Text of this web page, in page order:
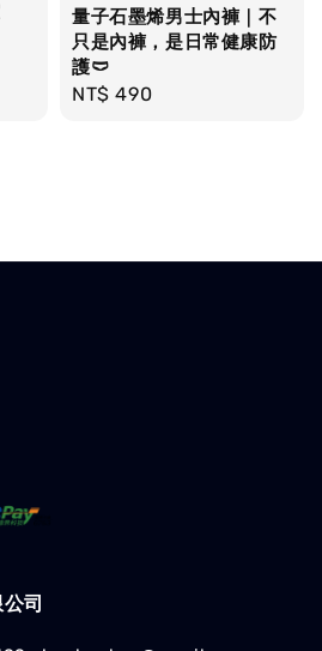
量子石墨烯男士內褲｜不
只是內褲，是日常健康防
護🩲
Regular
NT$ 490
司